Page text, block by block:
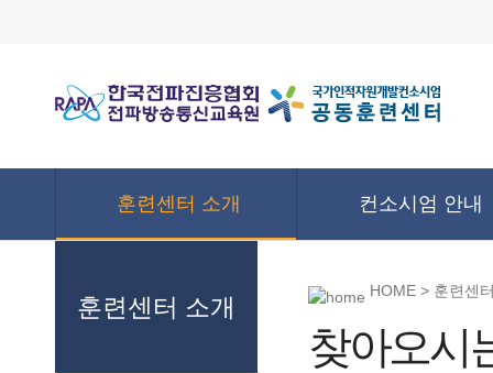
훈련센터 소개 컨소시엄 안내
훈련센터 소개
HOME > 훈련센
찾아오시